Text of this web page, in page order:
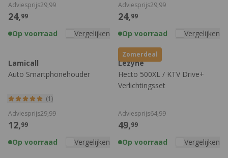
24,99
Adviesprijs29,99
Op voorraad Vergelijken
24,99
Adviesprijs29,99
Op voorraad Vergelijken
Lamicall
Auto Smartphonehouder
(1)
12,99
Adviesprijs29,99
Op voorraad Vergelijken
Zomerdeal
Lezyne
Hecto 500XL / KTV Drive+
Verlichtingsset
49,99
Adviesprijs64,99
Op voorraad Vergelijken